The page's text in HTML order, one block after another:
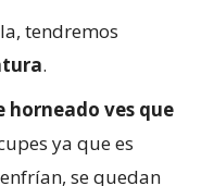
tendremos
.
horneado ves que
ya que es
se quedan